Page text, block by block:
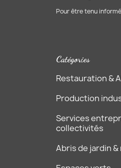
Pour être tenu
Catégories
Restauration &
Production
Services
collectivités
Abris de jardin